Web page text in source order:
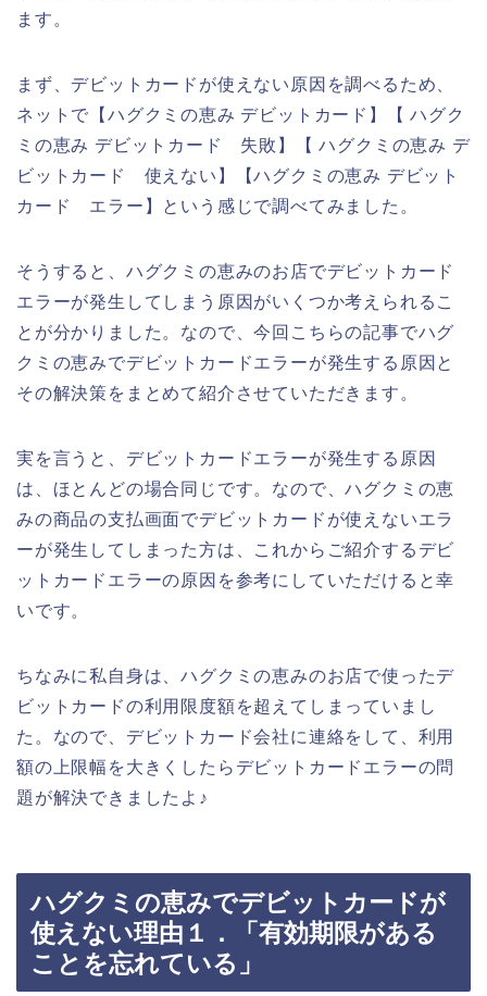
ます。
まず、デビットカードが使えない原因を調べるため、
ネットで【ハグクミの恵み デビットカード】【 ハグク
ミの恵み デビットカード 失敗】【 ハグクミの恵み デ
ビットカード 使えない】【ハグクミの恵み デビット
カード エラー】という感じで調べてみました。
そうすると、ハグクミの恵みのお店でデビットカード
エラーが発生してしまう原因がいくつか考えられるこ
とが分かりました。なので、今回こちらの記事でハグ
クミの恵みでデビットカードエラーが発生する原因と
その解決策をまとめて紹介させていただきます。
実を言うと、デビットカードエラーが発生する原因
は、ほとんどの場合同じです。なので、ハグクミの恵
みの商品の支払画面でデビットカードが使えないエラ
ーが発生してしまった方は、これからご紹介するデビ
ットカードエラーの原因を参考にしていただけると幸
いです。
ちなみに私自身は、ハグクミの恵みのお店で使ったデ
ビットカードの利用限度額を超えてしまっていまし
た。なので、デビットカード会社に連絡をして、利用
額の上限幅を大きくしたらデビットカードエラーの問
題が解決できましたよ♪
ハグクミの恵みでデビットカードが
使えない理由１．「有効期限がある
ことを忘れている」